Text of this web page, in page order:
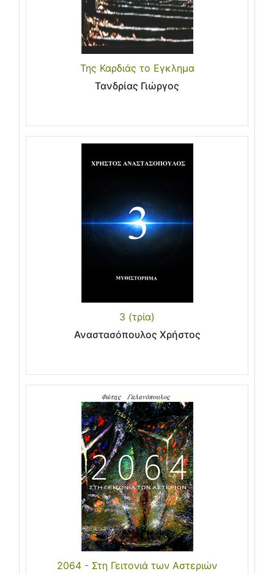
Της Καρδιάς το Εγκλημα
Τανδρίας Γιώργος
3 (τρία)
Αναστασόπουλος Χρήστος
2064 - Στη Γειτονιά των Αστεριών